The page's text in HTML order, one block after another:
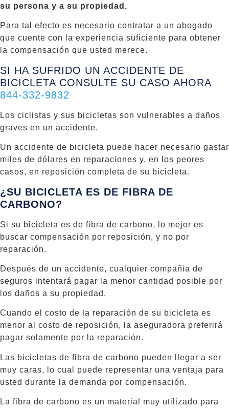
su persona y a su propiedad.
Para tal efecto es necesario contratar a un abogado
que cuente con la experiencia suficiente para obtener
la compensación que usted merece.
SI HA SUFRIDO UN ACCIDENTE DE
BICICLETA CONSULTE SU CASO AHORA
844-332-9832
Los ciclistas y sus bicicletas son vulnerables a daños
graves en un accidente.
Un accidente de bicicleta puede hacer necesario gastar
miles de dólares en reparaciones y, en los peores
casos, en reposición completa de su bicicleta.
¿SU BICICLETA ES DE FIBRA DE
CARBONO?
Si su bicicleta es de fibra de carbono, lo mejor es
buscar compensación por reposición, y no por
reparación.
Después de un accidente, cualquier compañía de
seguros intentará pagar la menor cantidad posible por
los daños a su propiedad.
Cuando el costo de la reparación de su bicicleta es
menor al costo de reposición, la aseguradora preferirá
pagar solamente por la reparación.
Las bicicletas de fibra de carbono pueden llegar a ser
muy caras, lo cual puede representar una ventaja para
usted durante la demanda por compensación.
La fibra de carbono es un material muy utilizado para